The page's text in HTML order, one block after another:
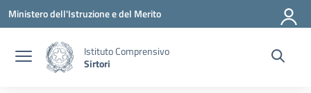
Vai ai contenuti
Vai al menu di navigazione
Vai al footer
Ministero dell'Istruzione e del Merito
Istituto Comprensivo
Sirtori